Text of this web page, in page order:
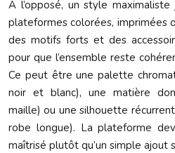
À l’opposé, un style
plateformes colorées, imprimées
des motifs forts et des
pour que l’ensemble reste
Ce peut être une palette
noir et blanc), une matière
maille) ou une silhouette
robe longue). La plateforme
maîtrisé plutôt qu’un simple ajout